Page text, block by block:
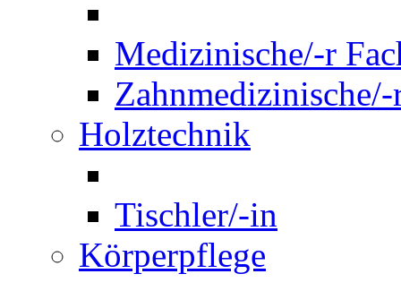
Medizinische/-r
Holztechnik
Tischler/-in
Körperpflege